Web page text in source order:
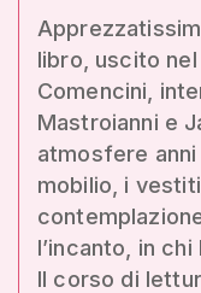
libro, uscito
Comencini,
Mastroianni e
atmosfere
mobilio, i
l’incanto, in
Il corso di